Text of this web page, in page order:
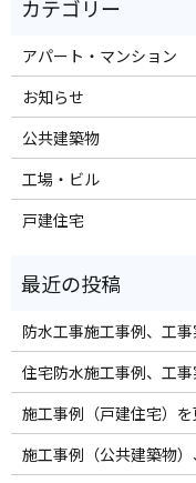
アパート・マンション
お知らせ
公共建築物
工場・ビル
戸建住宅
防水工事施工事例、工
住宅防水施工事例、工
施工事例（戸建住宅）
施工事例（公共建築物